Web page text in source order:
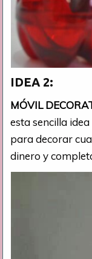
IDEA 2:
MÓVIL
esta sencilla
para decorar
dinero y